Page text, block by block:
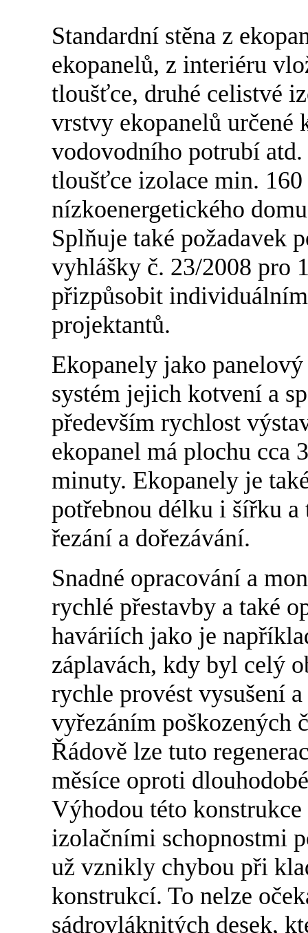
Standardní stěna z
ekopanelů, z interiéru
tloušťce, druhé celistvé
vrstvy ekopanelů určené
vodovodního potrubí
tloušťce izolace min.
nízkoenergetického
Splňuje také požadavek
vyhlášky č. 23/2008 pro
přizpůsobit
projektantů.
Ekopanely jako
systém jejich kotvení a
především rychlost
ekopanel má plochu cca
minuty. Ekopanely je
potřebnou délku i šířku
řezání a dořezávání.
Snadné opracování a
rychlé přestavby a také
haváriích jako je
záplavách, kdy byl celý
rychle provést vysušení
vyřezáním poškozených
Řádově lze tuto
měsíce oproti
Výhodou této
izolačními schopnostmi
už vznikly chybou při
konstrukcí. To nelze
sádrovláknitých desek,